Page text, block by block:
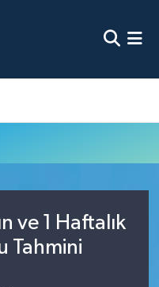
ve 1 Haftalık
Tahmini
Fikstür